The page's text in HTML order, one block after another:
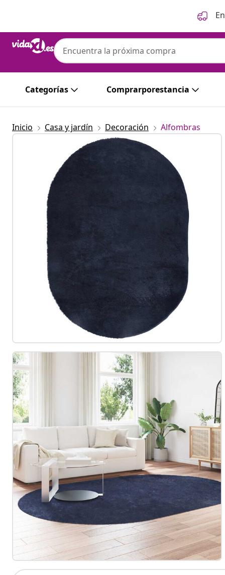
Categorías Comprarporestancia
Inicio Casa y jardín Decoración Alfombras